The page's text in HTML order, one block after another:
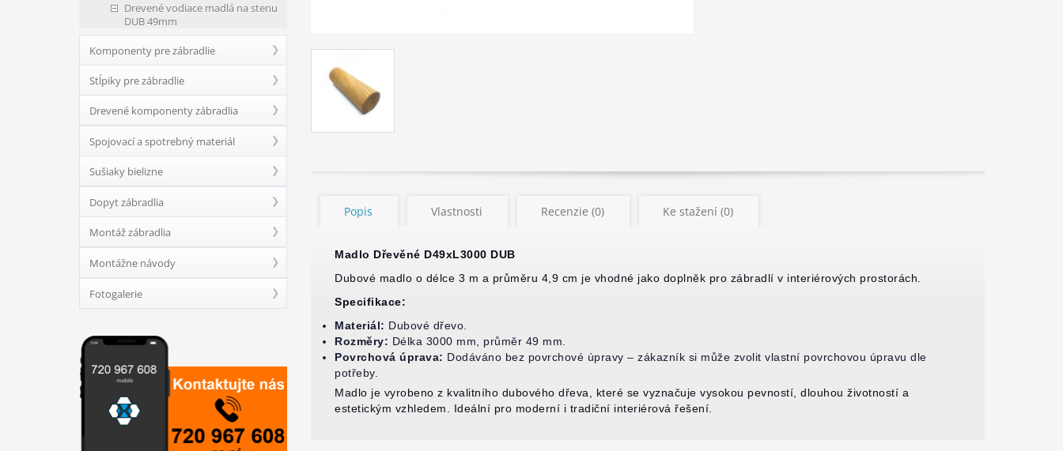
Drevené vodiace madlá na stenu
DUB 49mm
Komponenty pre zábradlie
Stĺpiky pre zábradlie
Drevené komponenty zábradlia
Spojovací a spotrebný materiál
Sušiaky bielizne
Dopyt zábradlia
Montáž zábradlia
Montážne návody
Fotogalerie
Popis Vlastnosti Recenzie (0) Ke stažení (0)
Madlo Dřevěné D49xL3000 DUB
Dubové madlo o délce 3 m a průměru 4,9 cm je vhodné jako doplněk pro zábradlí v interiérových prostorách.
Specifikace:
Materiál: Dubové dřevo.
Rozměry: Délka 3000 mm, průměr 49 mm.
Povrchová úprava: Dodáváno bez povrchové úpravy – zákazník si může zvolit vlastní povrchovou úpravu dle
potřeby.
Madlo je vyrobeno z kvalitního dubového dřeva, které se vyznačuje vysokou pevností, dlouhou životností a
estetickým vzhledem. Ideální pro moderní i tradiční interiérová řešení.